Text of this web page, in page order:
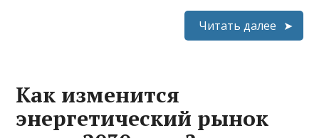
Читать далее
Как изменится
энергетический рынок